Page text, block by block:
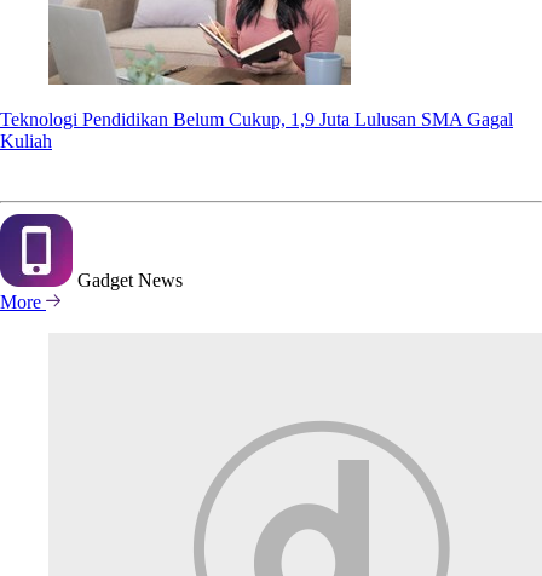
Teknologi Pendidikan Belum Cukup, 1,9 Juta Lulusan SMA Gagal
Kuliah
Gadget News
More